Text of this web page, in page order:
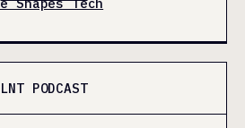
Shapes Tech
LNT PODCAST